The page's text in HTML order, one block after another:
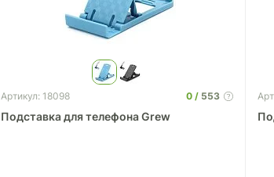
Артикул: 18098 0 553
Подставка для телефона Grew